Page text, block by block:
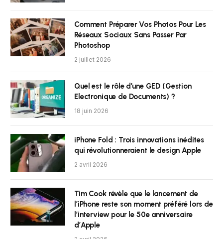
Comment Préparer Vos Photos Pour Les
Réseaux Sociaux Sans Passer Par
Photoshop
2 juillet 2026
Quel est le rôle d’une GED (Gestion
Electronique de Documents) ?
18 juin 2026
iPhone Fold : Trois innovations inédites
qui révolutionneraient le design Apple
2 avril 2026
Tim Cook révèle que le lancement de
l’iPhone reste son moment préféré lors de
l’interview pour le 50e anniversaire
d’Apple